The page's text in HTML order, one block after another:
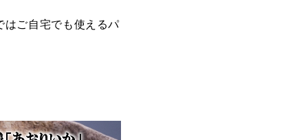
はご自宅でも使えるパ